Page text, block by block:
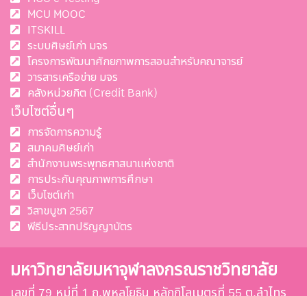
MCU MOOC
ITSKILL
ระบบศิษย์เก่า มจร
โครงการพัฒนาศักยภาพการสอนสำหรับคณาจารย์
วารสารเครือข่าย มจร
คลังหน่วยกิต (Credit Bank)
เว็บไซต์อื่นๆ
การจัดการความรู้
สมาคมศิษย์เก่า
สำนักงานพระพุทธศาสนาแห่งชาติ
การประกันคุณภาพการศึกษา
เว็บไซต์เก่า
วิสาขบูชา 2567
พีธีประสาทปริญญาบัตร
มหาวิทยาลัยมหาจุฬาลงกรณราชวิทยาลัย